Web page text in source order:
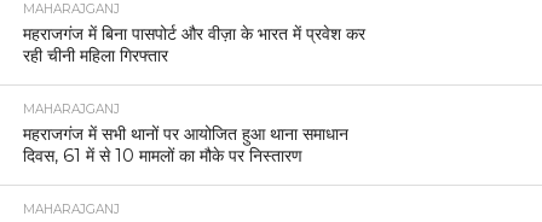
MAHARAJGANJ
महराजगंज में बिना पासपोर्ट और वीज़ा के भारत में प्रवेश कर
रही चीनी महिला गिरफ्तार
MAHARAJGANJ
महराजगंज में सभी थानों पर आयोजित हुआ थाना समाधान
दिवस, 61 में से 10 मामलों का मौके पर निस्तारण
MAHARAJGANJ